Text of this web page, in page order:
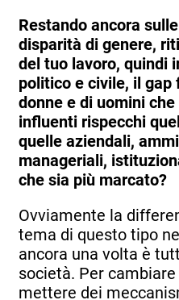
Restando ancora
disparità di genere,
del tuo lavoro, quindi
politico e civile, il gap
donne e di uomini
influenti rispecchi
quelle aziendali,
manageriali,
che sia più marcato?
Ovviamente la
tema di questo tipo
ancora una volta è
società. Per
mettere dei